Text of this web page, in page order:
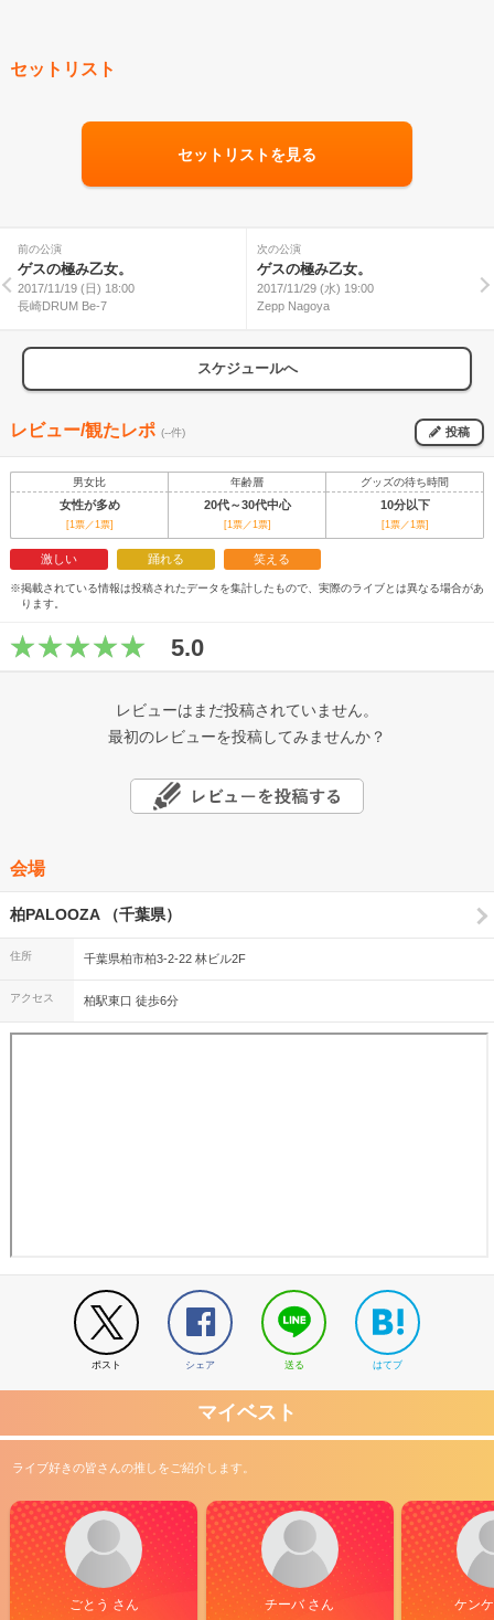
セットリスト
セットリストを見る
前の公演
ゲスの極み乙女。
2017/11/19 (日) 18:00
長崎DRUM Be-7
次の公演
ゲスの極み乙女。
2017/11/29 (水) 19:00
Zepp Nagoya
スケジュールへ
レビュー/観たレポ (--件) 投稿
男女比 年齢層 グッズの待ち時間
女性が多め 20代～30代中心 10分以下
[1票／1票] [1票／1票] [1票／1票]
激しい 踊れる 笑える
※掲載されている情報は投稿されたデータを集計したもので、実際のライブとは異なる場合があ
ります。
5.0
レビューはまだ投稿されていません。
最初のレビューを投稿してみませんか？
会場
柏PALOOZA （千葉県）
住所 千葉県柏市柏3-2-22 林ビル2F
アクセス 柏駅東口 徒歩6分
ポスト シェア 送る はてブ
マイベスト
ライブ好きの皆さんの推しをご紹介します。
ごとう さん チーバ さん ケン